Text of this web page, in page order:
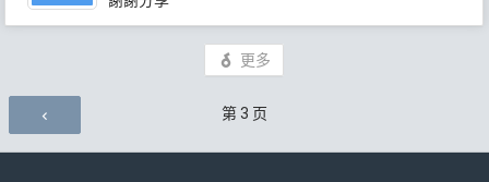
更多
评论导航 第 3 页